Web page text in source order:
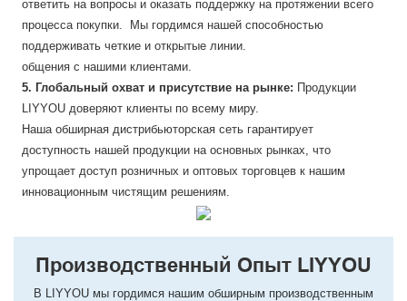
ответить на вопросы и оказать поддержку на протяжении всего
процесса покупки. Мы гордимся нашей способностью
поддерживать четкие и открытые линии.
общения с нашими клиентами.
5. Глобальный охват и присутствие на рынке: Продукции
LIYYOU доверяют клиенты по всему миру.
Наша обширная дистрибьюторская сеть гарантирует
доступность нашей продукции на основных рынках, что
упрощает доступ розничных и оптовых торговцев к нашим
инновационным чистящим решениям.
Производственный Опыт LIYYOU
В LIYYOU мы гордимся нашим обширным производственным